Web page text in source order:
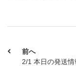
前へ
2/1 本日の発送情